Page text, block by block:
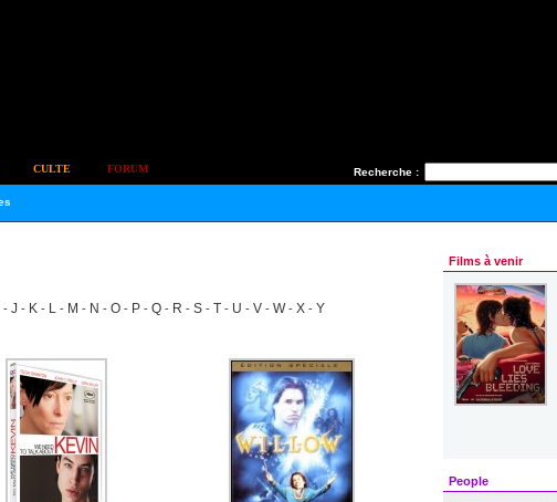
Recherche :
CULTE FORUM
- J - K - L - M - N - O - P - Q - R - S - T - U - V - W- X - Y
Films à venir
People